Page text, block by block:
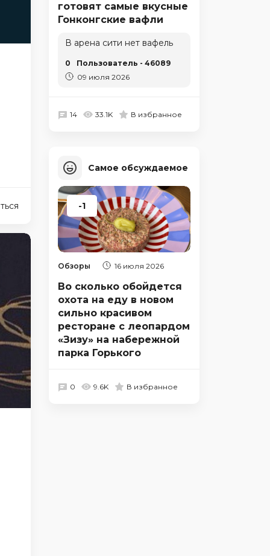
готовят самые вкусные
Гонконгские вафли
В арена сити нет вафель
0
Пользователь - 46089
09 июля 2026
14 33.1K В избранное
Самое обсуждаемое
-1
Обзоры 16 июля 2026
Во сколько обойдется
охота на еду в новом
сильно красивом
ресторане с леопардом
«Зизу» на набережной
парка Горького
0 9.6K В избранное